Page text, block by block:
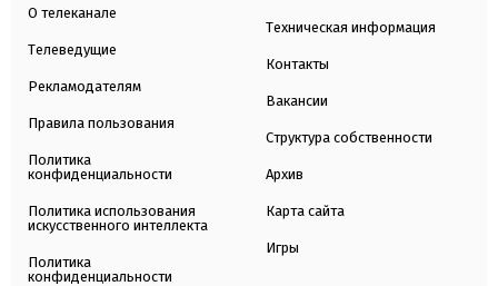
О телеканале
Телеведущие
Рекламодателям
Правила пользования
Политика
конфиденциальности
Политика использования
искусственного интеллекта
Политика
конфиденциальности
Техническая информация
Контакты
Вакансии
Структура собственности
Архив
Карта сайта
Игры